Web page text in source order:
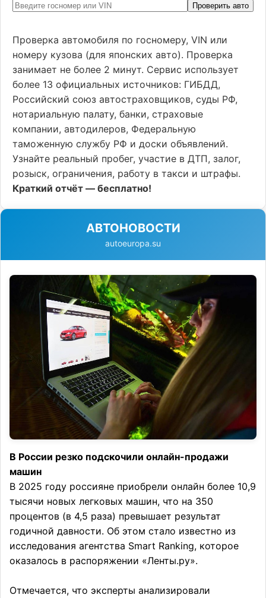
Проверить авто
Проверка автомобиля по госномеру, VIN или
номеру кузова (для японских авто). Проверка
занимает не более 2 минут. Сервис использует
более 13 официальных источников: ГИБДД,
Российский союз автостраховщиков, суды РФ,
нотариальную палату, банки, страховые
компании, автодилеров, Федеральную
таможенную службу РФ и доски объявлений.
Узнайте реальный пробег, участие в ДТП, залог,
розыск, ограничения, работу в такси и штрафы.
Краткий отчёт — бесплатно!
АВТОНОВОСТИ
autoeuropa.su
В России резко подскочили онлайн-продажи
машин
В 2025 году россияне приобрели онлайн более 10,9
тысячи новых легковых машин, что на 350
процентов (в 4,5 раза) превышает результат
годичной давности. Об этом стало известно из
исследования агентства Smart Ranking, которое
оказалось в распоряжении «Ленты.ру».
Отмечается, что эксперты анализировали